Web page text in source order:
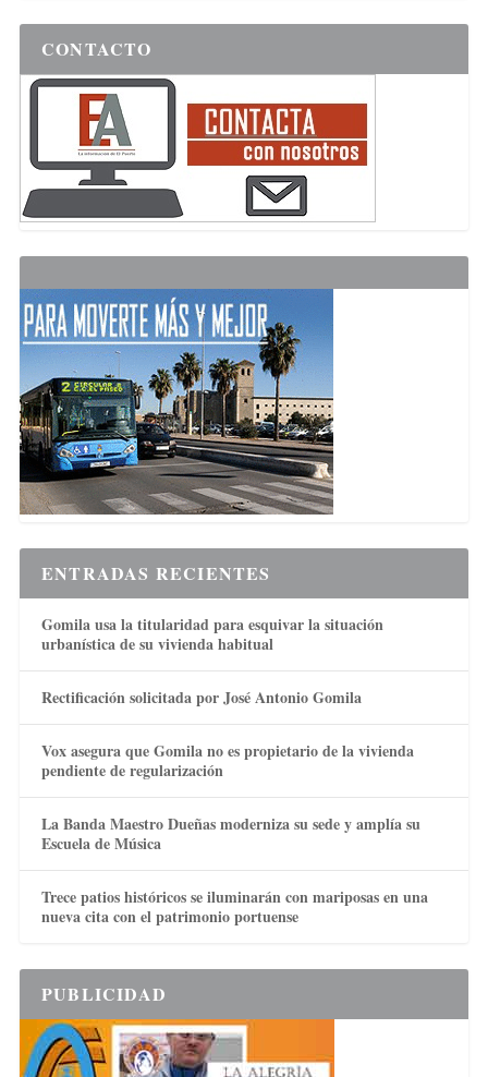
CONTACTO
ENTRADAS RECIENTES
Gomila usa la titularidad para esquivar la situación
urbanística de su vivienda habitual
Rectificación solicitada por José Antonio Gomila
Vox asegura que Gomila no es propietario de la vivienda
pendiente de regularización
La Banda Maestro Dueñas moderniza su sede y amplía su
Escuela de Música
Trece patios históricos se iluminarán con mariposas en una
nueva cita con el patrimonio portuense
PUBLICIDAD